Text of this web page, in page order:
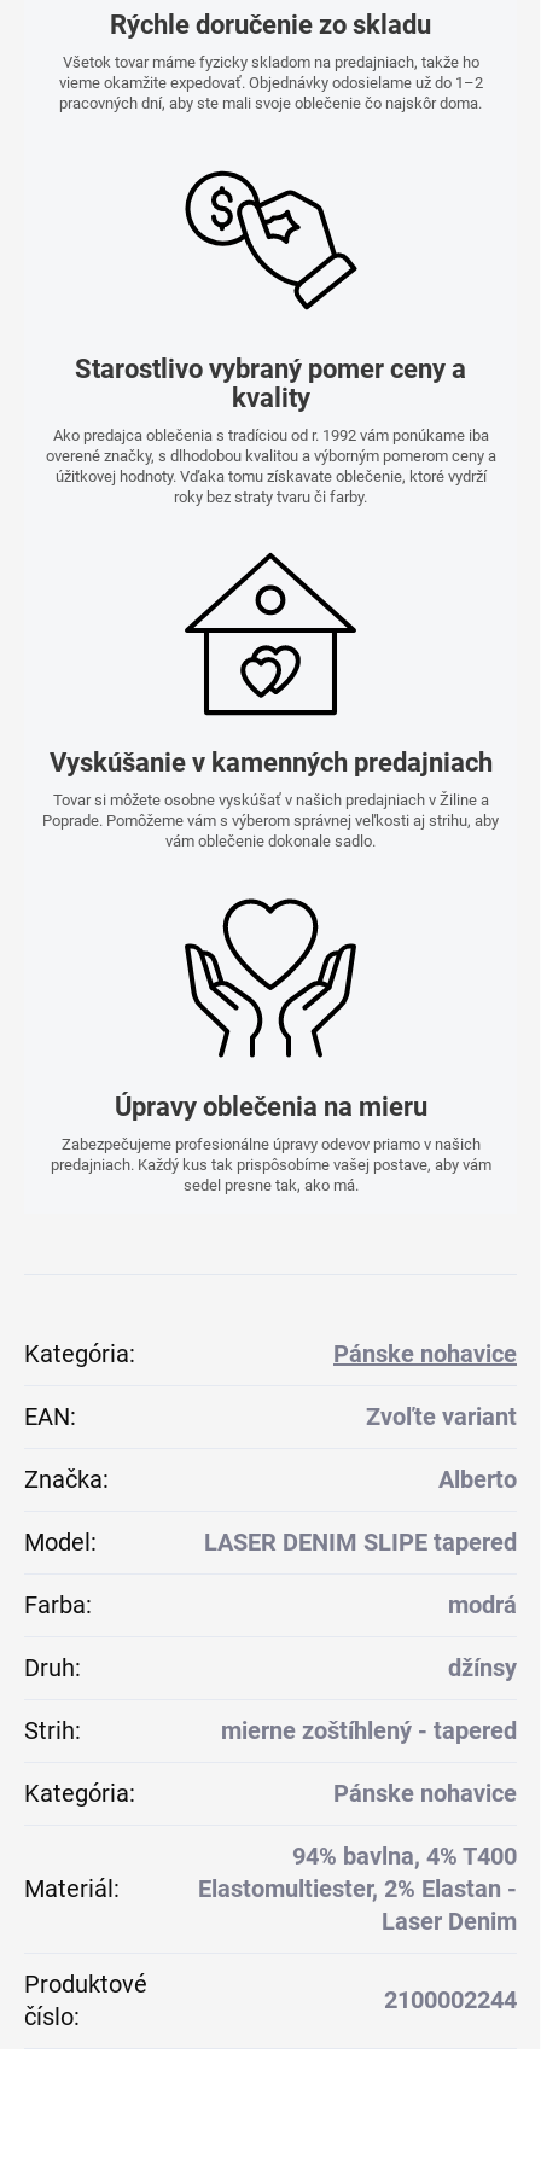
Rýchle doručenie zo skladu
Všetok tovar máme fyzicky skladom na predajniach, takže ho
vieme okamžite expedovať. Objednávky odosielame už do 1–2
pracovných dní, aby ste mali svoje oblečenie čo najskôr doma.
Starostlivo vybraný pomer ceny a
kvality
Ako predajca oblečenia s tradíciou od r. 1992 vám ponúkame iba
overené značky, s dlhodobou kvalitou a výborným pomerom ceny a
úžitkovej hodnoty. Vďaka tomu získavate oblečenie, ktoré vydrží
roky bez straty tvaru či farby.
Vyskúšanie v kamenných predajniach
Tovar si môžete osobne vyskúšať v našich predajniach v Žiline a
Poprade. Pomôžeme vám s výberom správnej veľkosti aj strihu, aby
vám oblečenie dokonale sadlo.
Úpravy oblečenia na mieru
Zabezpečujeme profesionálne úpravy odevov priamo v našich
predajniach. Každý kus tak prispôsobíme vašej postave, aby vám
sedel presne tak, ako má.
Kategória: Pánske nohavice
EAN: Zvoľte variant
Značka: Alberto
Model: LASER DENIM SLIPE tapered
Farba: modrá
Druh: džínsy
Strih: mierne zoštíhlený - tapered
Kategória: Pánske nohavice
Materiál:
94% bavlna, 4% T400
Elastomultiester, 2% Elastan -
Laser Denim
Produktové
číslo:
2100002244